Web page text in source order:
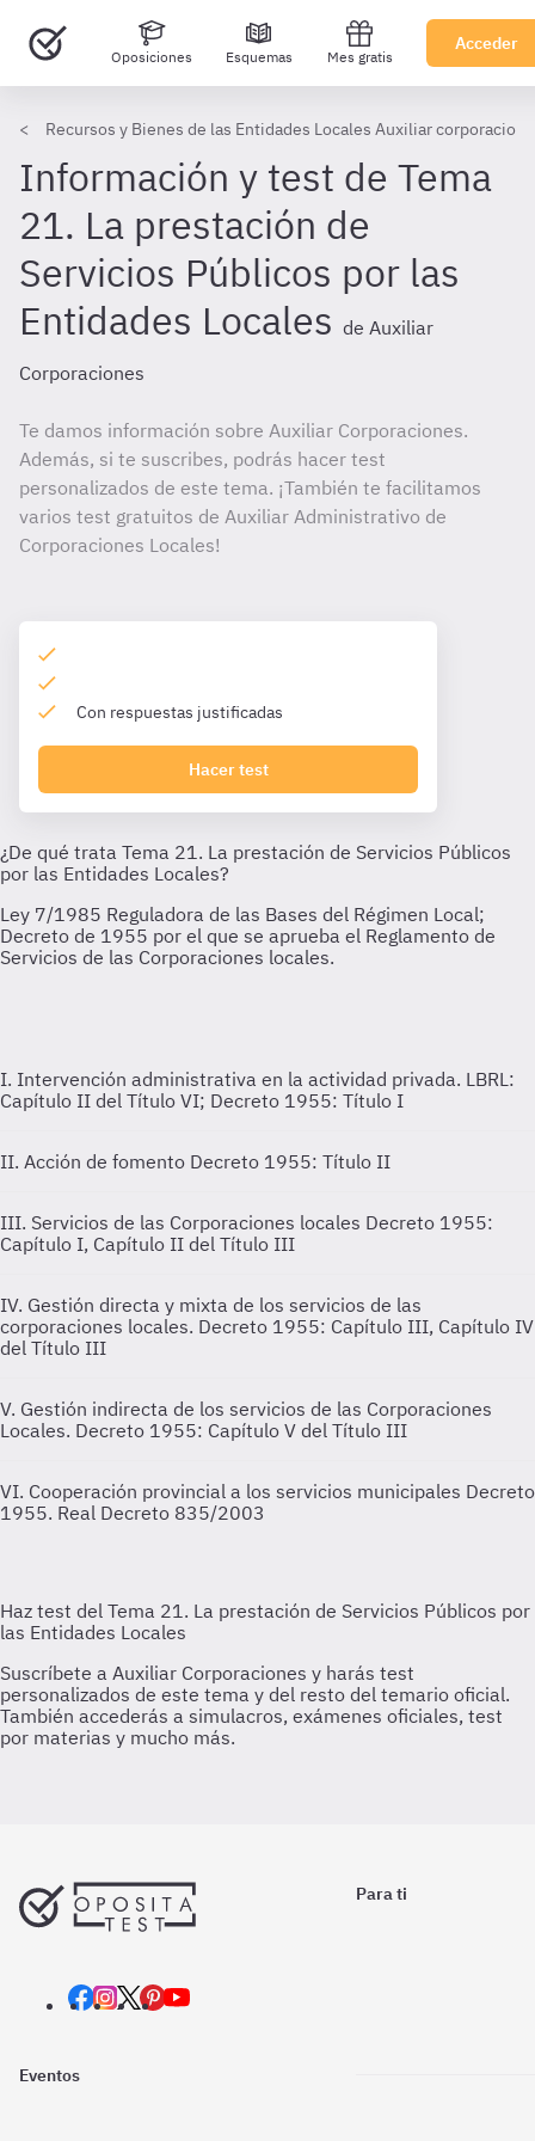
Oposiciones Esquemas Mes gratis
Acceder
Recursos y Bienes de las Entidades Locales Auxiliar
Información y test de Tema
21. La prestación de
Servicios Públicos por las
Entidades Locales de Auxiliar
Corporaciones
Te damos información sobre Auxiliar Corporaciones.
Además, si te suscribes, podrás hacer test
personalizados de este tema. ¡También te facilitamos
varios test gratuitos de Auxiliar Administrativo de
Corporaciones Locales!
Con respuestas justificadas
Hacer test
I. Intervención administrativa en la actividad privada. LBRL:
Capítulo II del Título VI; Decreto 1955: Título I
II. Acción de fomento Decreto 1955: Título II
III. Servicios de las Corporaciones locales Decreto 1955:
Capítulo I, Capítulo II del Título III
IV. Gestión directa y mixta de los servicios de las
corporaciones locales. Decreto 1955: Capítulo III, Capítulo IV
del Título III
V. Gestión indirecta de los servicios de las Corporaciones
Locales. Decreto 1955: Capítulo V del Título III
VI. Cooperación provincial a los servicios municipales Decreto
1955. Real Decreto 835/2003
Para ti
Eventos